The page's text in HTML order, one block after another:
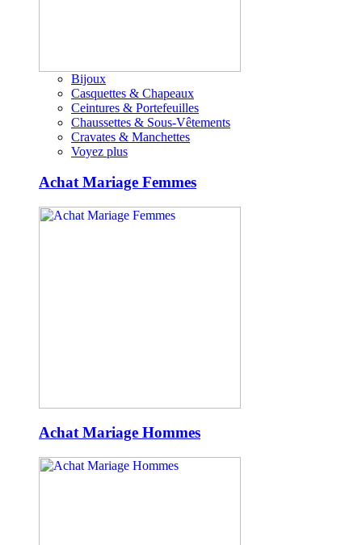
Bijoux
Casquettes & Chapeaux
Ceintures & Portefeuilles
Chaussettes & Sous-Vêtements
Cravates & Manchettes
Voyez plus
Achat Mariage Femmes
Achat Mariage Hommes